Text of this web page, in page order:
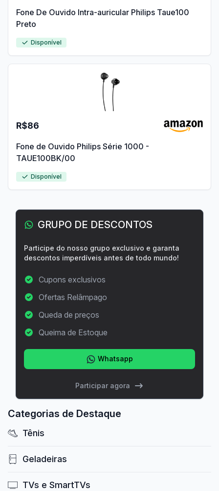
Fone De Ouvido Intra-auricular Philips Taue100
Preto
Disponível
R$86
Fone de Ouvido Philips Série 1000 -
TAUE100BK/00
Disponível
GRUPO DE DESCONTOS
Participe do nosso grupo exclusivo e garanta
descontos imperdíveis antes de todo mundo!
Cupons exclusivos
Ofertas Relâmpago
Queda de preços
Queima de Estoque
Whatsapp
Participar agora
Categorias de Destaque
Tênis
Geladeiras
TVs e SmartTVs